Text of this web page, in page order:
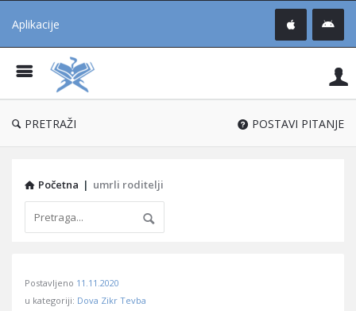
Aplikacije
®
PRETRAŽI POSTAVI PITANJE
Početna | umrli roditelji
Učene
Postavljeno 11.11.2020
u kategoriji: Dova Zikr Tevba